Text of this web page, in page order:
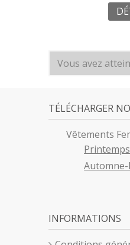
Vous avez
TÉLÉCHARGER
Vêtements
INFORMATIONS